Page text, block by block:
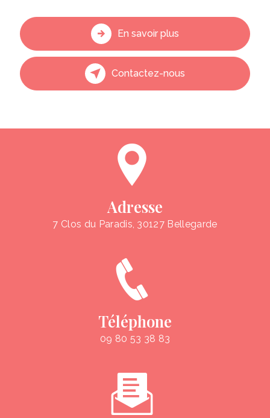
En savoir plus
Contactez-nous
Adresse
7 Clos du Paradis, 30127 Bellegarde
Téléphone
09 80 53 38 83